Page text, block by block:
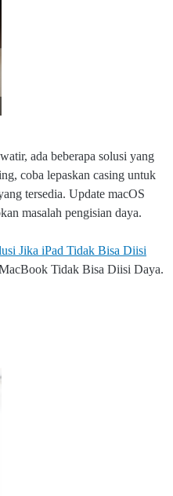
ada beberapa solusi yang
coba lepaskan casing untuk
tersedia. Update macOS
masalah pengisian daya.
Jika iPad Tidak Bisa Diisi
Tidak Bisa Diisi Daya.